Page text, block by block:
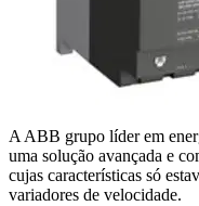
A ABB grupo líder em
uma solução avançada e
cujas características só
variadores de velocidade.